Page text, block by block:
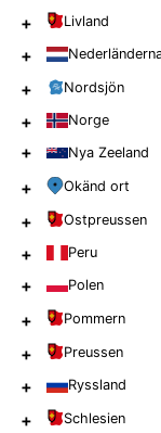
+ Livland
+
+ Nordsjön
+ Norge
+ Nya Zeeland
+ Okänd ort
+ Ostpreussen
+ Peru
+ Polen
+ Pommern
+ Preussen
+ Ryssland
+ Schlesien